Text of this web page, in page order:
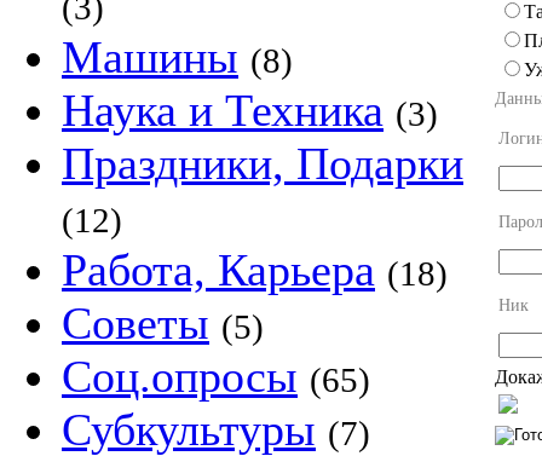
Машины (8)
Наука и Техника (3)
Праздники, Подарки
(12)
Работа, Карьера (18)
Советы (5)
Соц.опросы (65)
Субкультуры (7)
Ник